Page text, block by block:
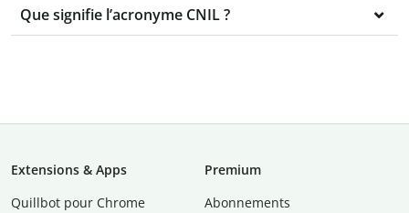
Que signifie l’acronyme CNIL ?
Extensions & Apps
Quillbot pour Chrome
Premium
Abonnements